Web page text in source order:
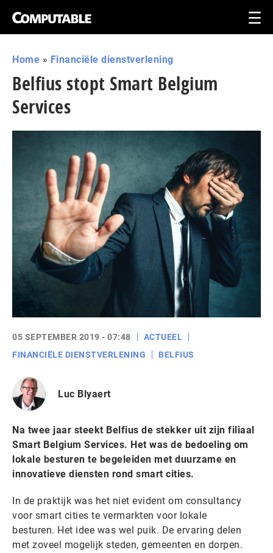
Home » Financiële dienstverlening
Belfius stopt Smart Belgium
Services
05 SEPTEMBER 2019 - 07:48
ACTUEEL
FINANCIËLE DIENSTVERLENING
BELFIUS
Luc Blyaert
Na twee jaar steekt Belfius de stekker uit zijn filiaal
Smart Belgium Services. Het was de bedoeling om
lokale besturen te begeleiden met duurzame en
innovatieve diensten rond smart cities.
In de praktijk was het niet evident om consultancy
voor smart cities te vermarkten voor lokale
besturen. Het idee was wel puik. De ervaring delen
met zoveel mogelijk steden, gemeenten en dorpen.